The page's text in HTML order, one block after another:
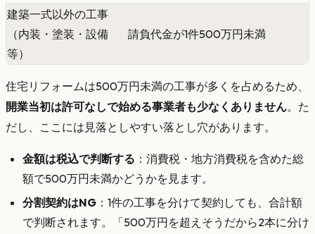
建築一式以外の工事
（内装・塗装・設備
等）
請負代金が1件500万円未満
住宅リフォームは500万円未満の工事が多くを占めるため、
開業当初は許可なしで始める事業者も少なくありません。た
だし、ここには見落としやすい落とし穴があります。
金額は税込で判断する ：消費税・地方消費税を含めた総
額で500万円未満かどうかを見ます。
分割契約はNG ：1件の工事を分けて契約しても、合計額
で判断されます。「500万円を超えそうだから2本に分け